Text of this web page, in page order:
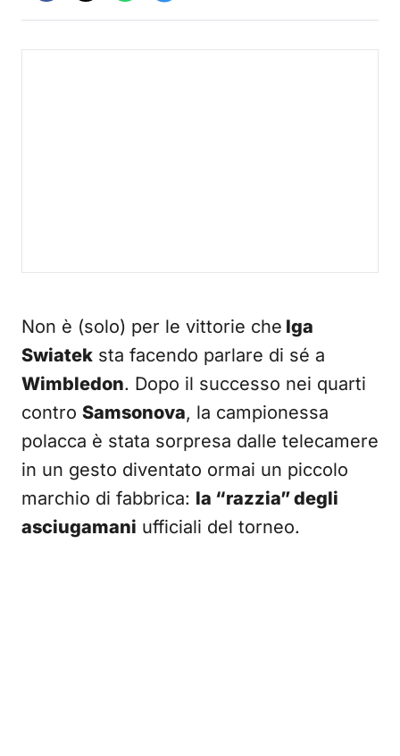
Non è (solo) per le vittorie che Iga
Swiatek sta facendo parlare di sé a
Wimbledon. Dopo il successo nei quarti
contro Samsonova, la campionessa
polacca è stata sorpresa dalle telecamere
in un gesto diventato ormai un piccolo
marchio di fabbrica: la “razzia” degli
asciugamani ufficiali del torneo.